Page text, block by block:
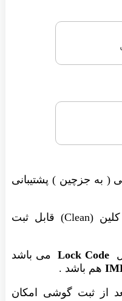
( به جزچین ) پشتیبانی
فقط دستگاه های با وضیعت کلین (Clean) قابل ثبت
Lock Codeمی باشد
هم باشد .
از ثبت گوشی امکان